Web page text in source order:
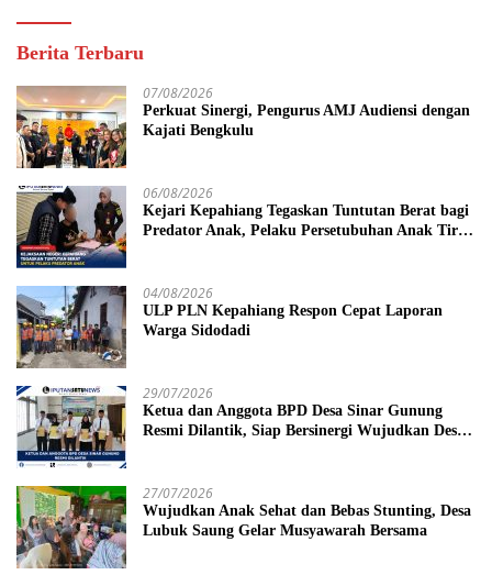
Berita Terbaru
07/08/2026
Perkuat Sinergi, Pengurus AMJ Audiensi dengan
Kajati Bengkulu
06/08/2026
Kejari Kepahiang Tegaskan Tuntutan Berat bagi
Predator Anak, Pelaku Persetubuhan Anak Tiri
04/08/2026
ULP PLN Kepahiang Respon Cepat Laporan
Warga Sidodadi
29/07/2026
Ketua dan Anggota BPD Desa Sinar Gunung
Resmi Dilantik, Siap Bersinergi Wujudkan Desa
27/07/2026
Wujudkan Anak Sehat dan Bebas Stunting, Desa
Lubuk Saung Gelar Musyawarah Bersama